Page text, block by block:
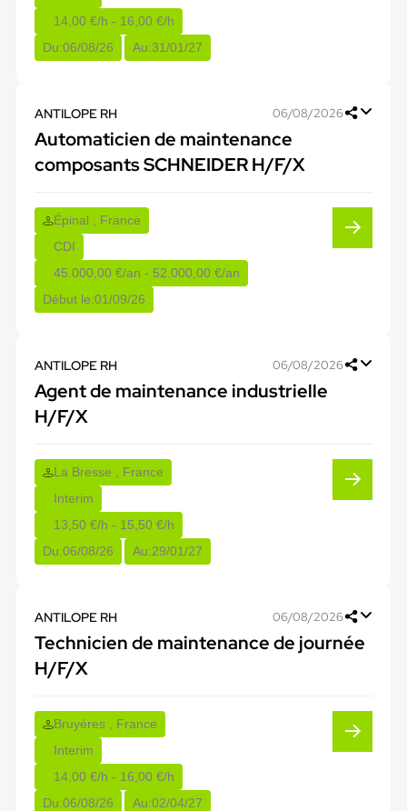
14,00 €/h - 16,00 €/h
Du:06/08/26 Au:31/01/27
ANTILOPE RH 06/08/2026
Automaticien de maintenance
composants SCHNEIDER H/F/X
Épinal , France
CDI
45.000,00 €/an - 52.000,00 €/an
Début le:01/09/26
ANTILOPE RH 06/08/2026
Agent de maintenance industrielle
H/F/X
La Bresse , France
Interim
13,50 €/h - 15,50 €/h
Du:06/08/26 Au:29/01/27
ANTILOPE RH 06/08/2026
Technicien de maintenance de journée
H/F/X
Bruyères , France
Interim
14,00 €/h - 16,00 €/h
Du:06/08/26 Au:02/04/27